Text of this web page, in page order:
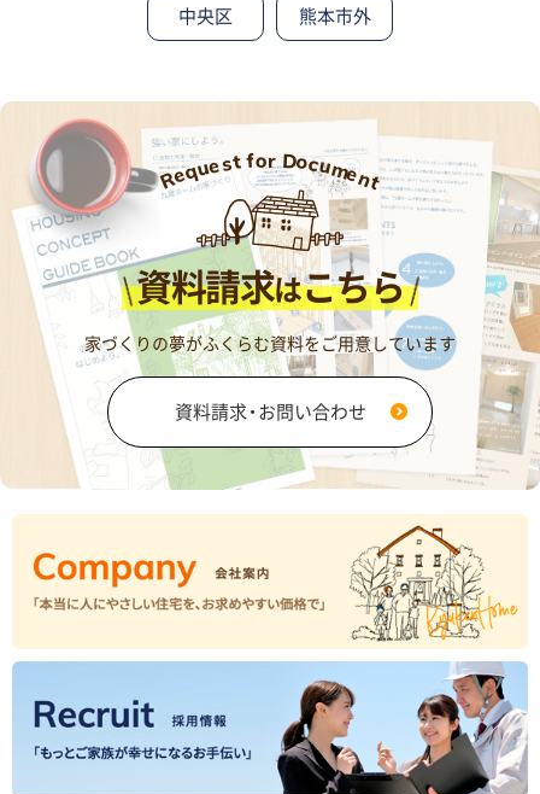
中央区 熊本市外
Request for Document
資料請求はこちら
家づくりの夢がふくらむ資料をご用意しています
資料請求・お問い合わせ